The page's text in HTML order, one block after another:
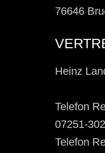
76646
Heinz
Telefon
07251-
Telefon